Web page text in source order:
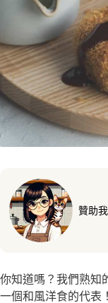
贊助
你知道嗎？我們熟知
一個和風洋食的代表！